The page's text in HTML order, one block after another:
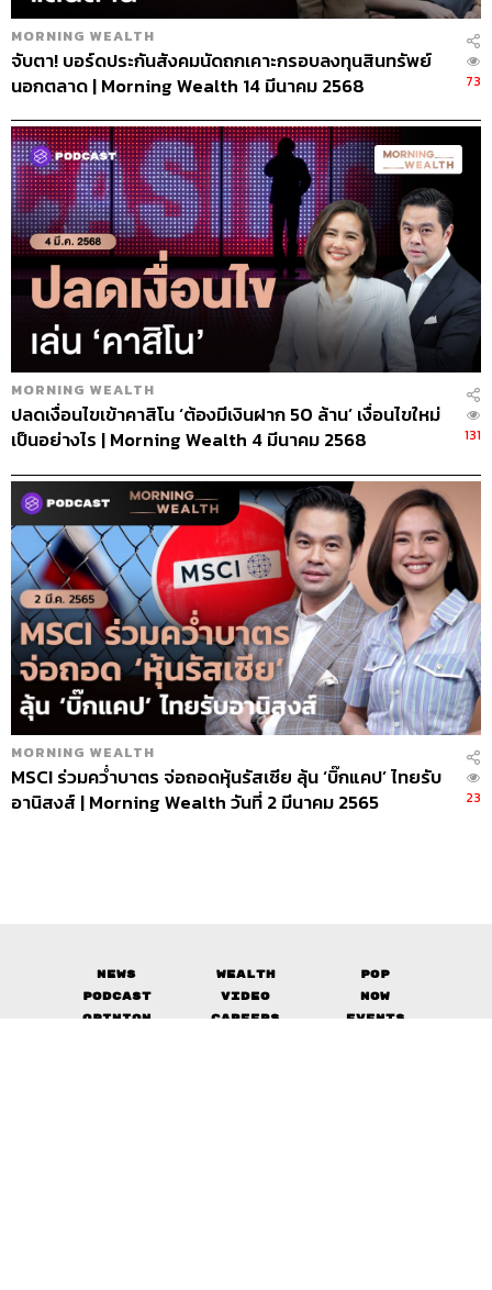
MORNING WEALTH
จับตา! บอร์ดประกันสังคมนัดถกเคาะกรอบลงทุนสินทรัพย์
นอกตลาด | Morning Wealth 14 มีนาคม 2568
73
MORNING WEALTH
ปลดเงื่อนไขเข้าคาสิโน ‘ต้องมีเงินฝาก 50 ล้าน’ เงื่อนไขใหม่
เป็นอย่างไร | Morning Wealth 4 มีนาคม 2568
131
MORNING WEALTH
MSCI ร่วมคว่ำบาตร จ่อถอดหุ้นรัสเซีย ลุ้น ‘บิ๊กแคป’ ไทยรับ
อานิสงส์ | Morning Wealth วันที่ 2 มีนาคม 2565
23
News Wealth
Pop
Podcast
Video
Now
Opinion
Careers
Events